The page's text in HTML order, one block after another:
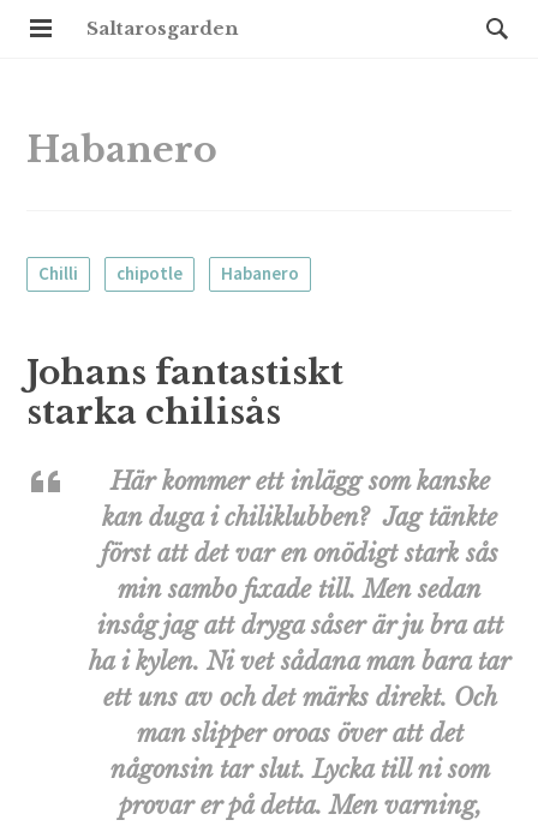
Saltarosgarden
Habanero
Chilli chipotle Habanero
Johans fantastiskt
starka chilisås
Här kommer ett inlägg som kanske
kan duga i chiliklubben? Jag tänkte
först att det var en onödigt stark sås
min sambo fixade till. Men sedan
insåg jag att dryga såser är ju bra att
ha i kylen. Ni vet sådana man bara tar
ett uns av och det märks direkt. Och
man slipper oroas över att det
någonsin tar slut. Lycka till ni som
provar er på detta. Men varning,